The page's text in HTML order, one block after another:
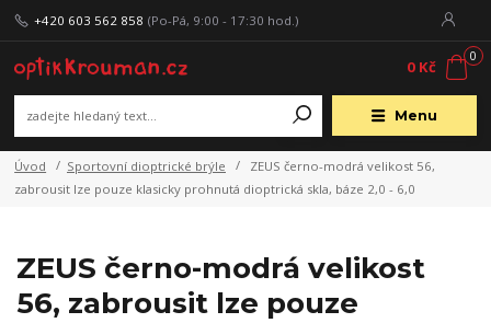
Menu
+420 603 562 858 (Po-Pá, 9:00 - 17:30 hod.)
0
0 Kč
Úvod Sportovní dioptrické brýle
ZEUS černo-modrá velikost 56,
zabrousit lze pouze klasicky prohnutá dioptrická skla, báze 2,0 - 6,0
ZEUS černo-modrá velikost
56, zabrousit lze pouze